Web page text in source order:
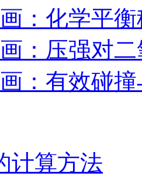
：化学平
：压强对
：有效碰
计算方法